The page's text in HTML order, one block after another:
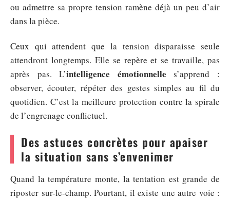
ou admettre sa propre tension ramène déjà un peu d’air
dans la pièce.
Ceux qui attendent que la tension disparaisse seule
attendront longtemps. Elle se repère et se travaille, pas
après pas. L’intelligence émotionnelle s’apprend :
observer, écouter, répéter des gestes simples au fil du
quotidien. C’est la meilleure protection contre la spirale
de l’engrenage conflictuel.
Des astuces concrètes pour apaiser
la situation sans s’envenimer
Quand la température monte, la tentation est grande de
riposter sur-le-champ. Pourtant, il existe une autre voie :